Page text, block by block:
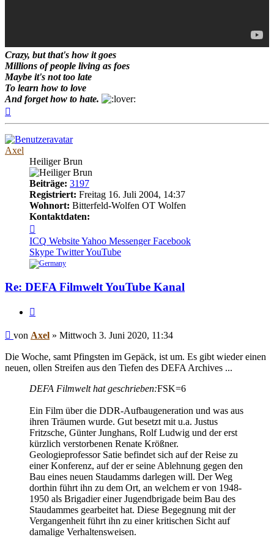
Crazy, but that's how it goes
Millions of people living as foes
Maybe it's not too late
To learn how to love
And forget how to hate.
Axel
Heiliger Brun
Beiträge: 3197
Registriert: Freitag 16. Juli 2004, 14:37
Wohnort: Bitterfeld-Wolfen OT Wolfen
Kontaktdaten:
von
Axel
ICQ WebsiteYahoo Messenger Facebook
Skype TwitterYouTube
Re: DEFA Filmwelt YouTube Kanal
Beitrag
von Axel » Mittwoch 3. Juni 2020, 11:34
Die Woche, samt Pfingsten im Gepäck, ist um. Es gibt wieder einen
neuen, ollen Streifen aus den Tiefen des DEFA Archives ...
DEFA Filmwelt hat geschrieben:FSK=6
Ein Film über die DDR-Aufbaugeneration und was aus
ihren Träumen wurde. Gut besetzt mit u.a. Justus
Fritzsche, Günter Junghans, Rolf Ludwig und der erst
kürzlich verstorbenen Renate Krößner.
Geologieprofessor Satie befindet sich auf der Reise zu
einer Konferenz, auf der er seine Ablehnung gegen den
Bau eines neuen Staudamms darlegen will. Der Weg
dorthin führt ihn zu dem Ort, an welchem er von 1948-
1950 als Brigadier einer Jugendbrigade beim Bau des
Staudammes gearbeitet hat. Diese Begegnung mit der
Vergangenheit führt ihn zu einer kritischen Sicht auf
damalige Verhaltensweisen.